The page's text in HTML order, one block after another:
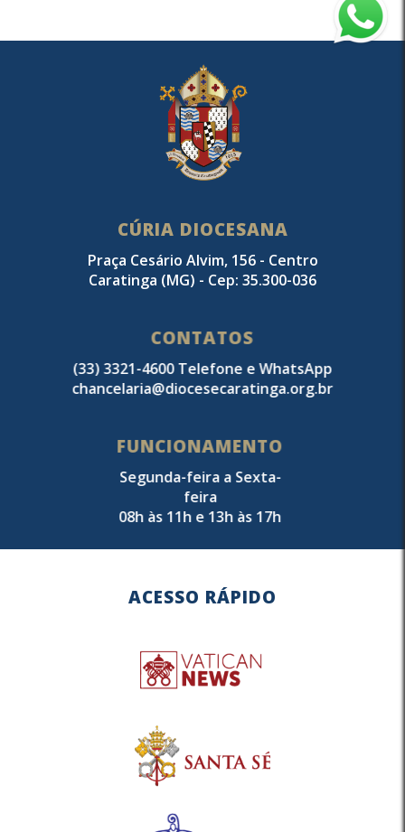
CÚRIA DIOCESANA
Praça Cesário Alvim, 156 - Centro
Caratinga (MG) - Cep: 35.300-036
CONTATOS
(33) 3321-4600 Telefone e WhatsApp
chancelaria@diocesecaratinga.org.br
FUNCIONAMENTO
Segunda-feira a Sexta-
feira
08h às 11h e 13h às 17h
ACESSO RÁPIDO